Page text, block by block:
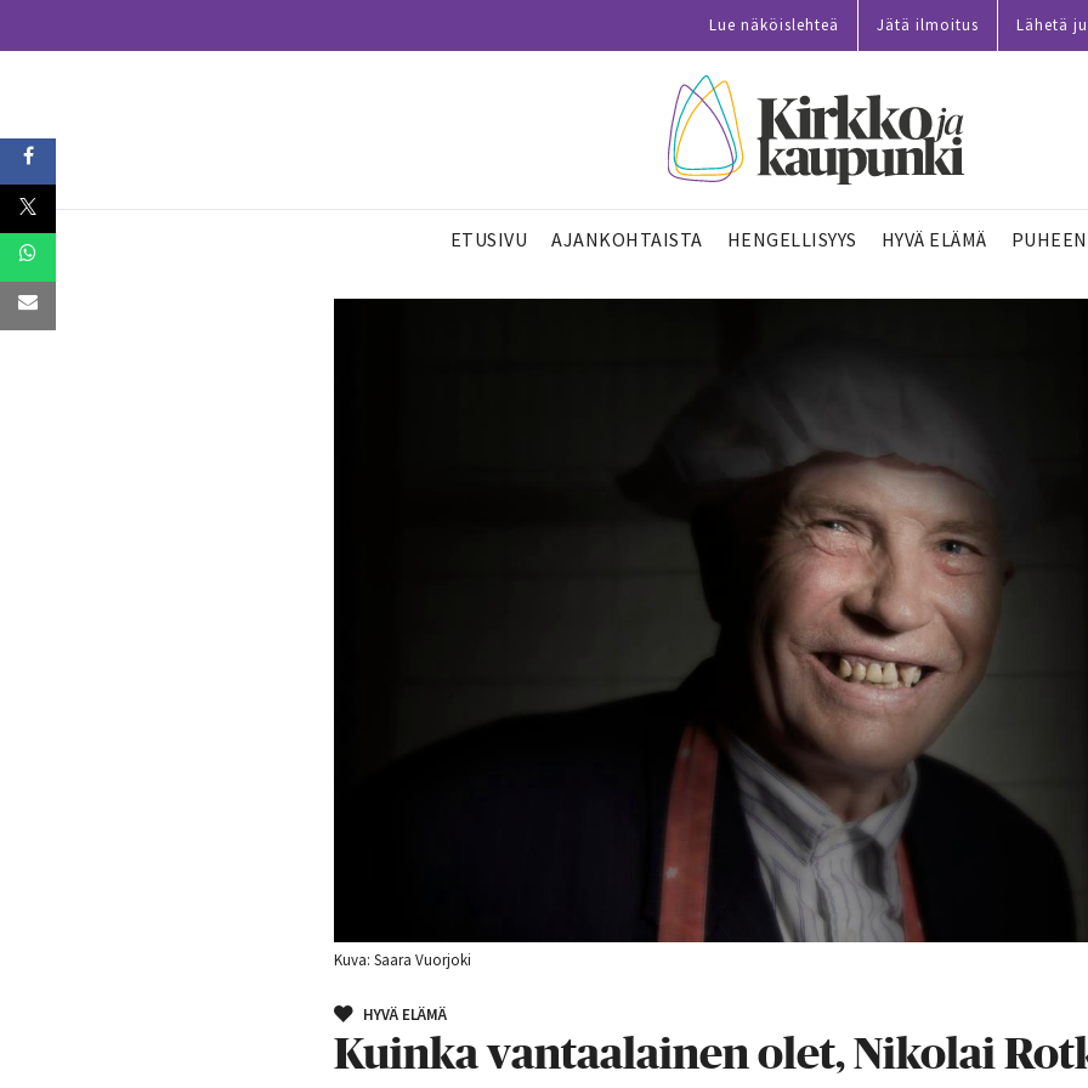
Lue näköislehteä Jätä ilmoitus Lähetä
ETUSIVU AJANKOHTAISTA HENGELLISYYS HYVÄ ELÄMÄ
Kuva: Saara Vuorjoki
HYVÄ ELÄMÄ
Kuinka vantaalainen olet, Nikolai